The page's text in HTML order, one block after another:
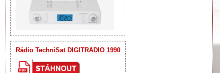
Rádio TechniSat DIGITRADIO 1990